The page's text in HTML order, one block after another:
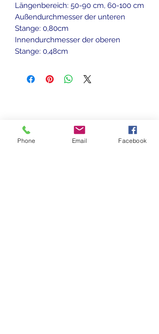
Längenbereich: 50-90 cm, 60-100 cm
Außendurchmesser der unteren
Stange: 0,80cm
Innendurchmesser der oberen
Stange: 0,48cm
Phone Email Facebook